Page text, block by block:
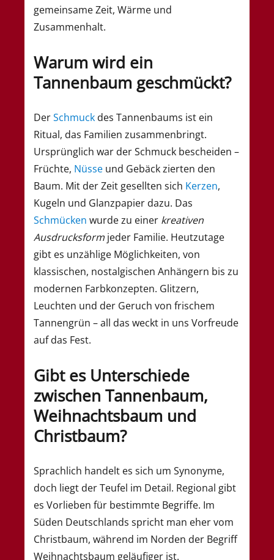
gemeinsame Zeit, Wärme und
Zusammenhalt.
Warum wird ein
Tannenbaum geschmückt?
DerSchmuck des Tannenbaums ist ein
Ritual, das Familien zusammenbringt.
Ursprünglich war der Schmuck bescheiden –
Früchte, Nüsse und Gebäck zierten den
Baum. Mit der Zeit gesellten sich Kerzen,
Kugeln und Glanzpapier dazu. Das
Schmücken wurde zu einer kreativen
Ausdrucksform jeder Familie. Heutzutage
gibt es unzählige Möglichkeiten, von
klassischen, nostalgischen Anhängern bis zu
modernen Farbkonzepten. Glitzern,
Leuchten und der Geruch von frischem
Tannengrün – all das weckt in uns Vorfreude
auf das Fest.
Gibt es Unterschiede
zwischen Tannenbaum,
Weihnachtsbaum und
Christbaum?
Sprachlich handelt es sich um Synonyme,
doch liegt der Teufel im Detail. Regional gibt
es Vorlieben für bestimmte Begriffe. Im
Süden Deutschlands spricht man eher vom
Christbaum, während im Norden der Begriff
Weihnachtsbaum geläufiger ist.